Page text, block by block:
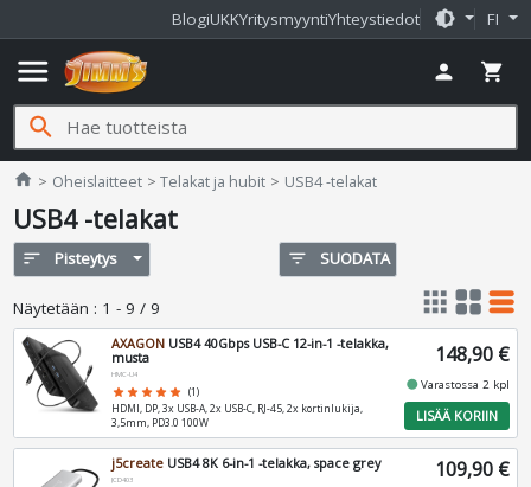
BlogiUKKYritysmyyntiYhteystiedot brightness_medium FI
menu person shopping_cart
search
home Jimms.fi
Oheislaitteet Telakat ja hubit USB4 -telakat
USB4 -telakat
sort Pisteytys filter_list SUODATA
Näytetään : 1 - 9 / 9 apps grid_view table_rows
AXAGON USB4 40Gbps USB-C 12-in-1 -telakka,
musta
HMC-U4
star star star star star (1)
HDMI, DP, 3x USB-A, 2x USB-C, RJ-45, 2x kortinlukija,
3,5mm, PD3.0 100W
148,90 €
fiber_manual_recordVarastossa 2 kpl
LISÄÄ KORIIN
j5create USB4 8K 6-in-1 -telakka, space grey
JCD403 109,90 €